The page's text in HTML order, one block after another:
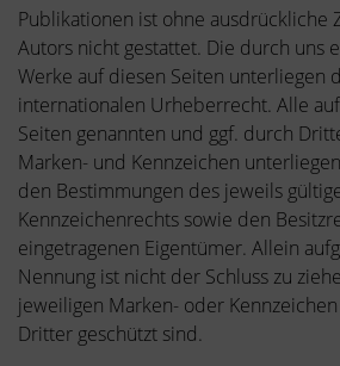
Publikationen ist ohne ausdrückliche
Autors nicht gestattet. Die durch uns
Werke auf diesen Seiten unterliegen
internationalen Urheberrecht. Alle
Seiten genannten und ggf. durch
Marken- und Kennzeichen
den Bestimmungen des jeweils
Kennzeichenrechts sowie den
eingetragenen Eigentümer. Allein
Nennung ist nicht der Schluss zu
jeweiligen Marken- oder
Dritter geschützt sind.